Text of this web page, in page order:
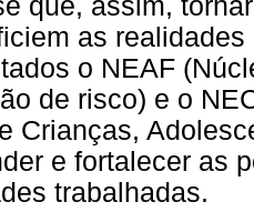
que, assim,
as
o NEAF
de risco) e o
Crianças,
e fortalecer as
trabalhadas.